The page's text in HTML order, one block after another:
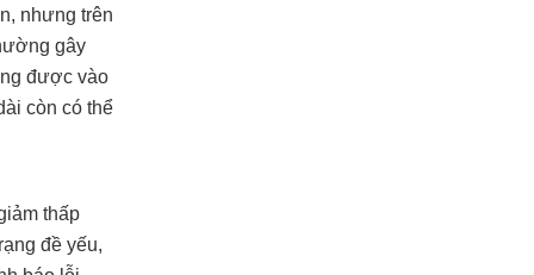
nhưng trên
gây
được vào
còn có thể
thấp
đề yếu,